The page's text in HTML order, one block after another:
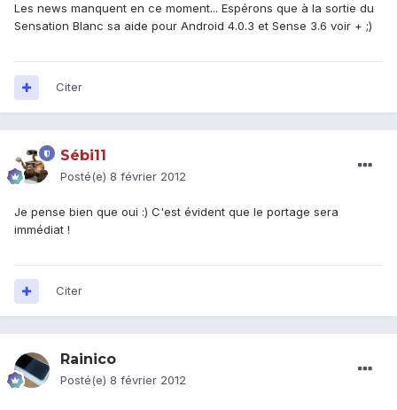
Les news manquent en ce moment... Espérons que à la sortie du
Sensation Blanc sa aide pour Android 4.0.3 et Sense 3.6 voir + ;)
Citer
Sébi11
Posté(e) 8 février 2012
Je pense bien que oui :) C'est évident que le portage sera
immédiat !
Citer
Rainico
Posté(e) 8 février 2012